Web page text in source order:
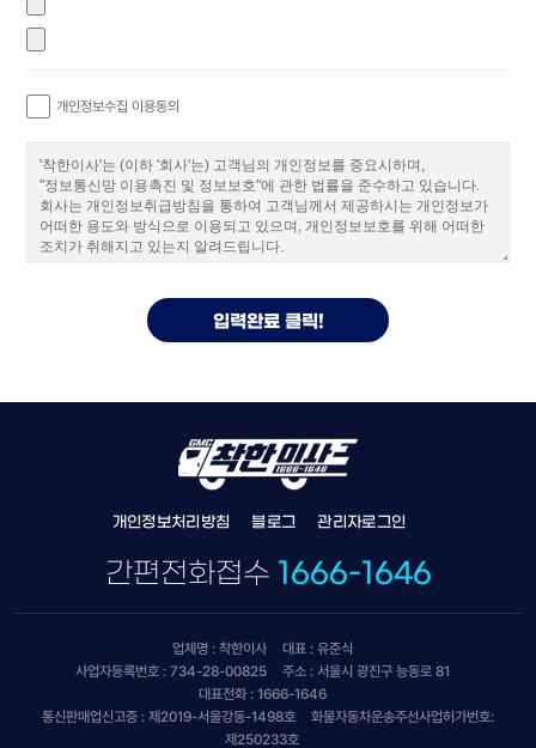
개인정보수집 이용동의
개인정보처리방침 블로그 관리자로그인
간편전화접수 1666-1646
업체명 : 착한이사
대표 : 유준식
사업자등록번호 : 734-28-00825
주소 : 서울시 광진구 능동로 81
대표전화 : 1666-1646
통신판매업신고증 : 제2019-서울강동-1498호
화물자동차운송주선사업허가번호:
제250233호